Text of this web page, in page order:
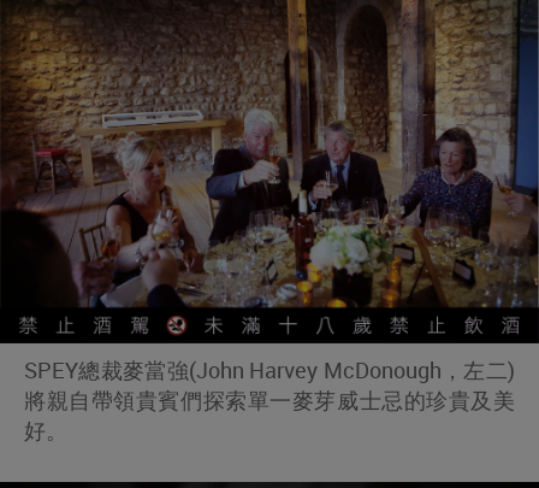
SPEY總裁麥當強(John Harvey McDonough，左二)
將親自帶領貴賓們探索單一麥芽威士忌的珍貴及美
好。